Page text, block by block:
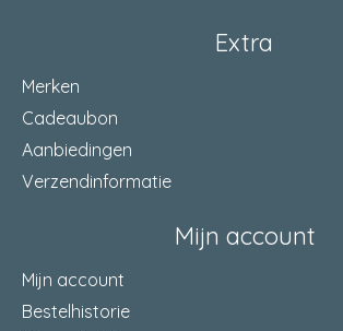
Extra
Merken
Cadeaubon
Aanbiedingen
Verzendinformatie
Mijn account
Mijn account
Bestelhistorie